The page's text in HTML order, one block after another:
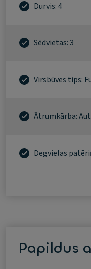
Durvis: 4
Sēdvietas: 3
Virsbūves tips:
Ātrumkārba:
Degvielas
Papildus